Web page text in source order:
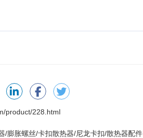
product/228.html
/膨胀螺丝/卡扣散热器/尼龙卡扣/散热器配件